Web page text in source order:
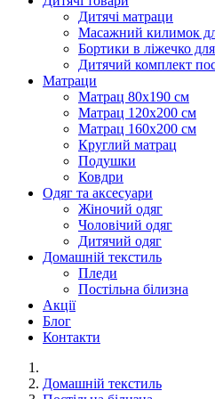
Дитячі матраци
Масажний килимок
Бортики в ліжечко
Дитячий комплект
Матраци
Матрац 80х190 см
Матрац 120х200 см
Матрац 160х200 см
Круглий матрац
Подушки
Ковдри
Одяг та аксесуари
Жіночий одяг
Чоловічий одяг
Дитячий одяг
Домашній текстиль
Пледи
Постільна білизна
Акції
Блог
Контакти
Домашній текстиль